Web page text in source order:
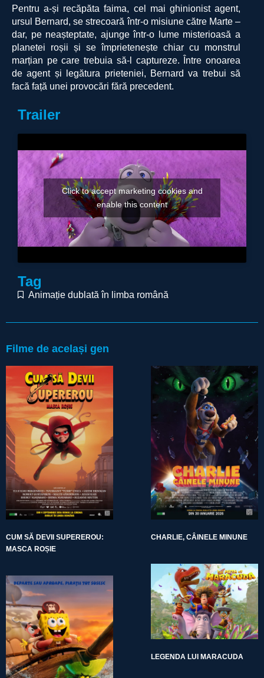
Pentru a-și recăpăta faima, cel mai ghinionist agent,
ursul Bernard, se strecoară într-o misiune către Marte –
dar, pe neașteptate, ajunge într-o lume misterioasă a
planetei roșii și se împrietenește chiar cu monstrul
marțian pe care trebuia să-l captureze. Între onoarea
de agent și legătura prieteniei, Bernard va trebui să
facă față unei provocări fără precedent.
Trailer
Click to accept marketing cookies and
enable this content
Tag
Animație dublată în limba română
Filme de același gen
CUM SĂ DEVII SUPEREROU:
MASCA ROȘIE
CHARLIE, CÂINELE MINUNE
LEGENDA LUI MARACUDA